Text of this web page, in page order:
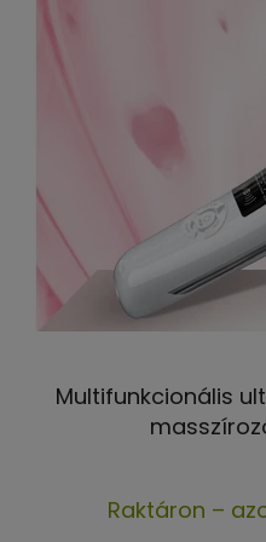
Multifunkcionális
Raktáron –